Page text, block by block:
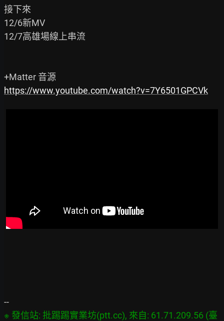
接下來
12/6新MV
12/7高雄場線上串流
https://www.youtube.com/watch?v=7Y6501GPCVk
※ 發信站: 批踢踢實業坊(ptt.cc), 來自: 61.71.209.56 (臺